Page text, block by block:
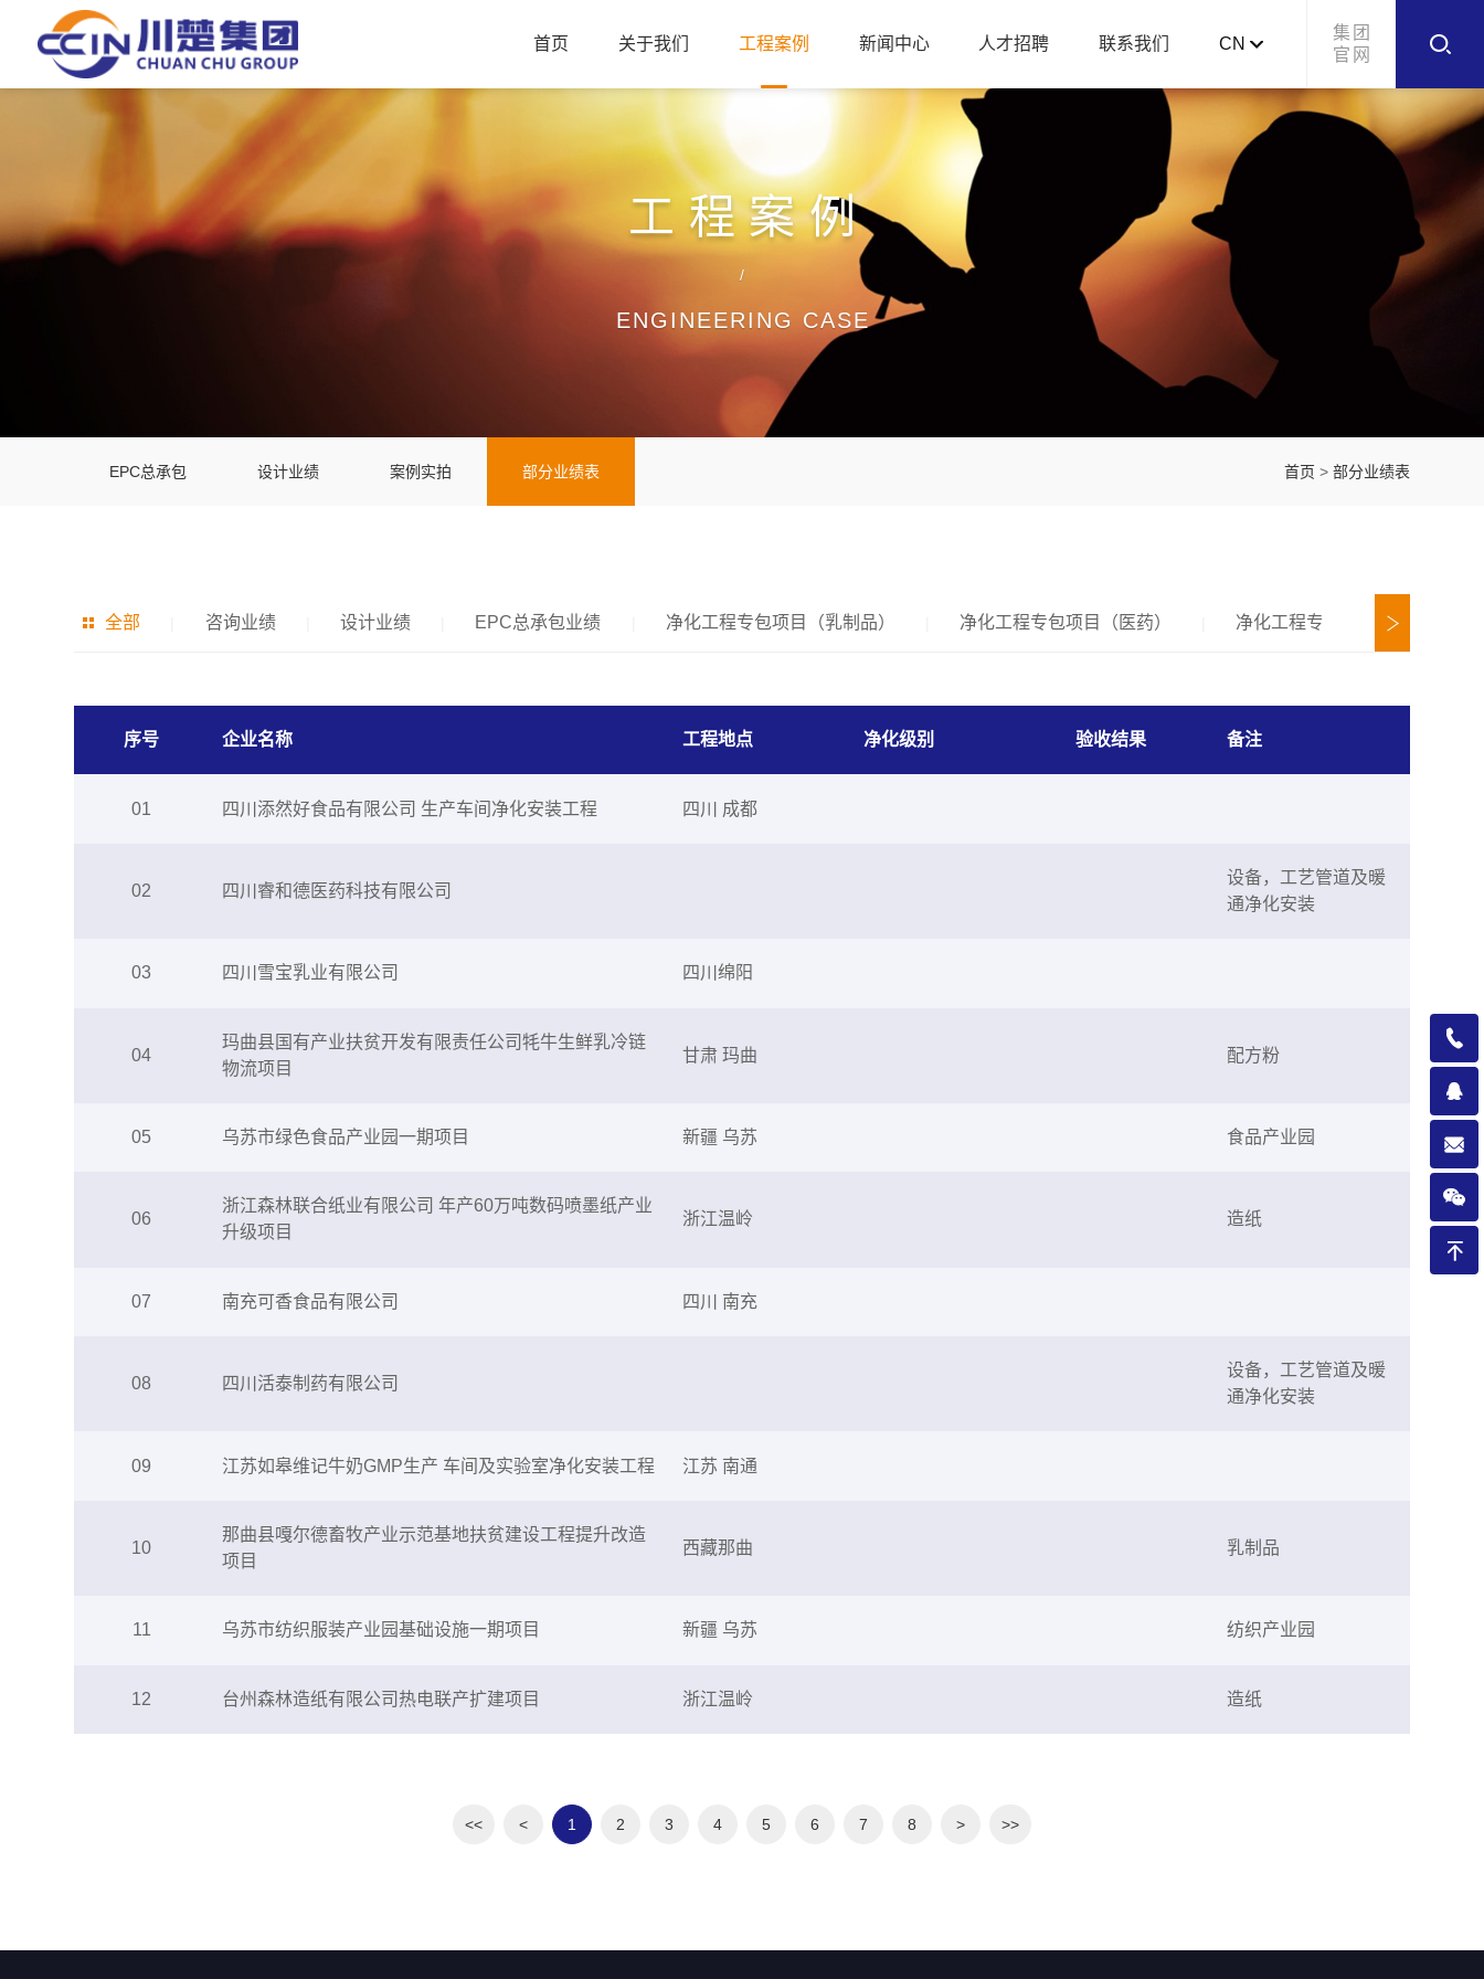
集团
官网
首页 关于我们 工程案例 新闻中心 人才招聘 联系我们 CN
工程案例
/
ENGINEERING CASE
EPC总承包 设计业绩 案例实拍 部分业绩表 首页 > 部分业绩表
全部 咨询业绩 设计业绩 EPC总承包业绩 净化工程专包项目（乳制品） 净化工程专包项目（医药） 净化工程专包项目（食品）
序号 企业名称 工程地点 净化级别 验收结果 备注
01 四川添然好食品有限公司 生产车间净化安装工程 四川 成都
02 四川睿和德医药科技有限公司
设备，工艺管道及暖
通净化安装
03 四川雪宝乳业有限公司 四川绵阳
04
玛曲县国有产业扶贫开发有限责任公司牦牛生鲜乳冷链
物流项目
甘肃 玛曲 配方粉
05 乌苏市绿色食品产业园一期项目 新疆 乌苏 食品产业园
06
浙江森林联合纸业有限公司 年产60万吨数码喷墨纸产业
升级项目
浙江温岭 造纸
07 南充可香食品有限公司 四川 南充
08 四川活泰制药有限公司
设备，工艺管道及暖
通净化安装
09 江苏如皋维记牛奶GMP生产 车间及实验室净化安装工程 江苏 南通
10
那曲县嘎尔德畜牧产业示范基地扶贫建设工程提升改造
项目
西藏那曲 乳制品
11 乌苏市纺织服装产业园基础设施一期项目 新疆 乌苏 纺织产业园
12 台州森林造纸有限公司热电联产扩建项目 浙江温岭 造纸
<< < 1 2 3 4 5 6 7 8 > >>